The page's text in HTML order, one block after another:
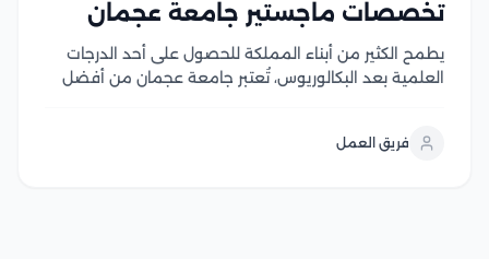
تخصصات ماجستير جامعة عجمان
يطمح الكثير من أبناء المملكة للحصول على أحد الدرجات
العلمية بعد البكالوريوس، تُعتبر جامعة عجمان من أفضل
والحرص على تطوير الأبحاث العلمية وتعزيز...
فريق العمل